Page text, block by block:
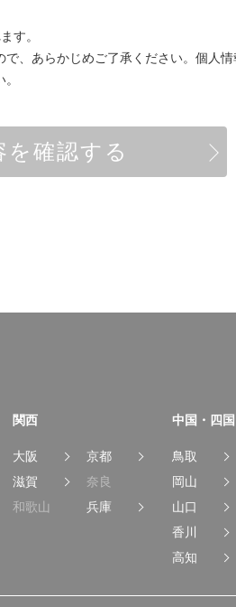
す。
、あらかじめご了承ください。 個人
を確認する
関西
大阪
京都
滋賀
奈良
和歌山
兵庫
中国・四国
鳥取
岡山
山口
香川
高知